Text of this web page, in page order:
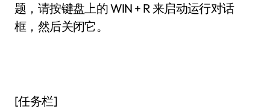
题，请按键盘上的 WIN + R 来启动运行对话
框，然后关闭它。
[任务栏]